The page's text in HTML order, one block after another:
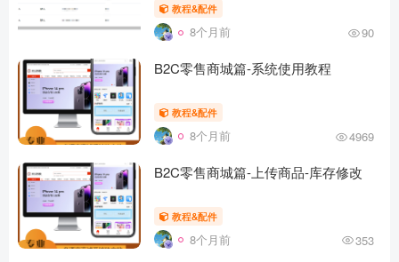
教程&配件
8个月前 90
B2C零售商城篇-系统使用教程
教程&配件
8个月前 4969
B2C零售商城篇-上传商品-库存修改
教程&配件
8个月前 353